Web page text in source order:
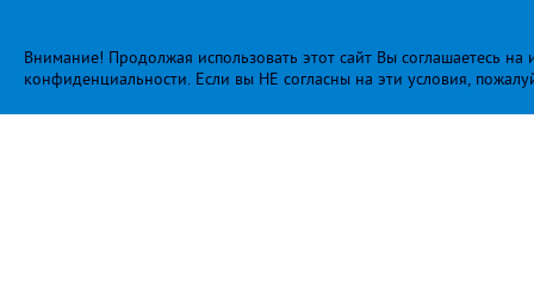
Внимание! Продолжая использовать этот сайт Вы соглашаетесь
конфиденциальности. Если вы НЕ согласны на эти условия,